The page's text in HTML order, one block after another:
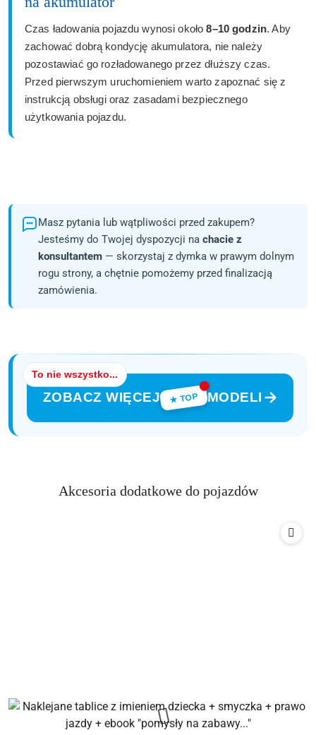
Czas ładowania pojazdu wynosi około8–10 godzin. Aby
zachować dobrą kondycję akumulatora, nie należy
pozostawiać go rozładowanego przez dłuższy czas.
Przed pierwszym uruchomieniem warto zapoznać się z
instrukcją obsługi oraz zasadami bezpiecznego
użytkowania pojazdu.
Masz pytania lub wątpliwości przed zakupem?
Jesteśmy do Twojej dyspozycji na chacie z
konsultantem — skorzystaj z dymka w prawym dolnym
rogu strony, a chętnie pomożemy przed finalizacją
zamówienia.
To nie wszystko...
ZOBACZ WIĘCEJ ★ TOP MODELI
Pomiń karuzelę produktów
Produkty
Akcesoria dodatkowe do pojazdów